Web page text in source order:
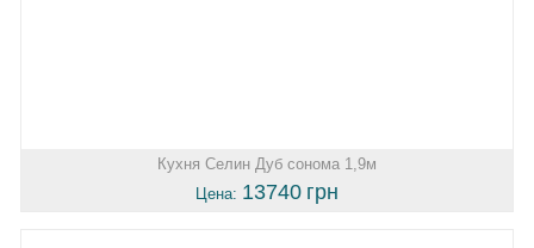
Кухня Селин Дуб сонома 1,9м
Цена: 13740 грн